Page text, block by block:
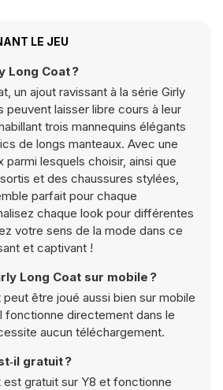
LE JEU
Long Coat ?
un ajout ravissant à la série Girly
peuvent laisser libre cours à leur
trois mannequins élégants
de longs manteaux. Avec une
parmi lesquels choisir, ainsi que
et des chaussures stylées,
parfait pour chaque
chaque look pour différentes
votre sens de la mode dans ce
et captivant !
Long Coat sur mobile ?
peut être joué aussi bien sur mobile
fonctionne directement dans le
aucun téléchargement.
gratuit ?
est gratuit sur Y8 et fonctionne